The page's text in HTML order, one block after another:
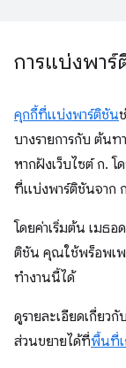
การแบ่งพาร์
คุกกี้ที่แบ่งพาร์ติชัน
บางรายการกับ ต้น
หากฝังเว็บไซต์ ก.
ที่แบ่งพาร์ติชันจาก
โดยค่าเริ่มต้น เมธ
ติชัน คุณใช้พร็อพเ
ทำงานนี้ได้
ดูรายละเอียดเกี่ยว
ส่วนขยายได้ที่พื้นที่